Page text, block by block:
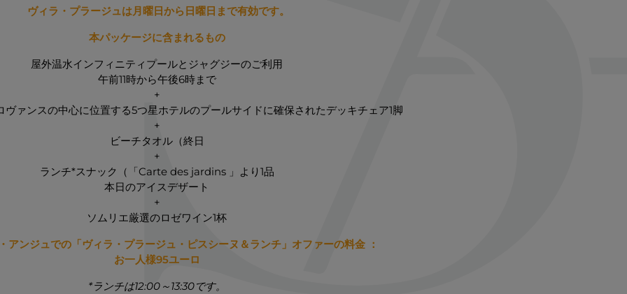
ヴィラ・プラージュは月曜日から日曜日まで有効です。
本パッケージに含まれるもの
屋外温水インフィニティプールとジャグジーのご利用
午前11時から午後6時まで
+
ヴァンスの中心に位置する5つ星ホテルのプールサイドに確保されたデッキチェア1脚
+
ビーチタオル（終日
+
ランチ*スナック（「Carte des jardins 」より1品
本日のアイスデザート
+
ソムリエ厳選のロゼワイン1杯
アンジュでの「ヴィラ・プラージュ・ピスシーヌ＆ランチ」オファーの料金 ：
お一人様95ユーロ
*ランチは12:00～13:30です。